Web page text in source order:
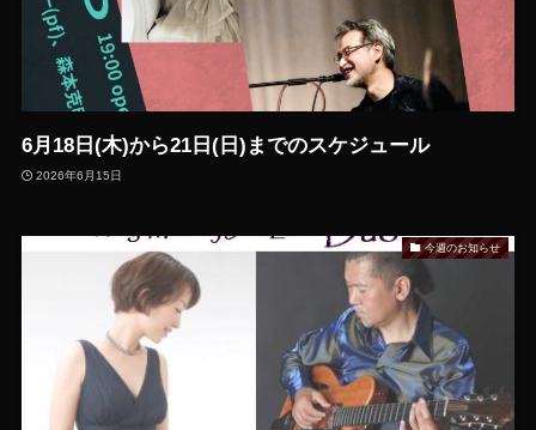
6月18日(木)から21日(日)までのスケジュール
2026年6月15日
今週のお知らせ